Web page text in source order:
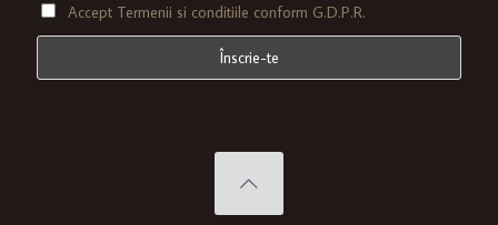
Accept Termenii si conditiile conform G.D.P.R.